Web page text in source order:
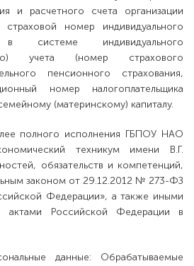
и расчетного счета организации
номер индивидуального
системе индивидуального
учета (номер страхового
пенсионного страхования,
номер налогоплательщика
(материнскому) капиталу.
полного исполнения ГБПОУ НАО
техникум имени В.Г.
обязательств и компетенций,
законом от 29.12.2012 № 273-ФЗ
Федерации», а также иными
актами Российской Федерации в
данные: Обрабатываемые